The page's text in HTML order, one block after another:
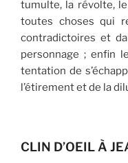
tumulte, la révolte,
toutes choses qui
contradictoires et
personnage ; enfin
tentation de
l’étirement et de la
CLIN D’OEIL À